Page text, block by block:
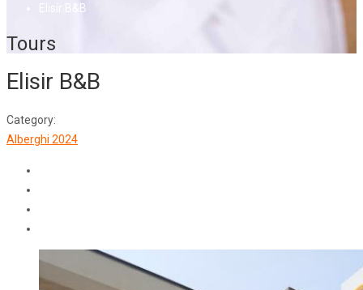
Elisir B&B
Tours
Elisir B&B
Category:
Alberghi 2024